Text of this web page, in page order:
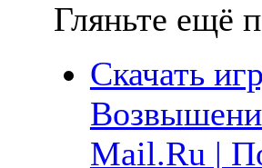
Гляньте ещё
Скачать
Mail.Ru |